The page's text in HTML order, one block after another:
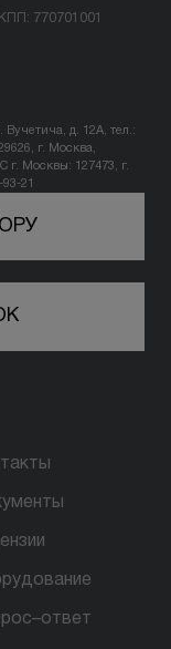
КПП: 770701001
Вучетича, д. 12А, тел.:
г. Москва,
г. Москвы: 127473, г.
21